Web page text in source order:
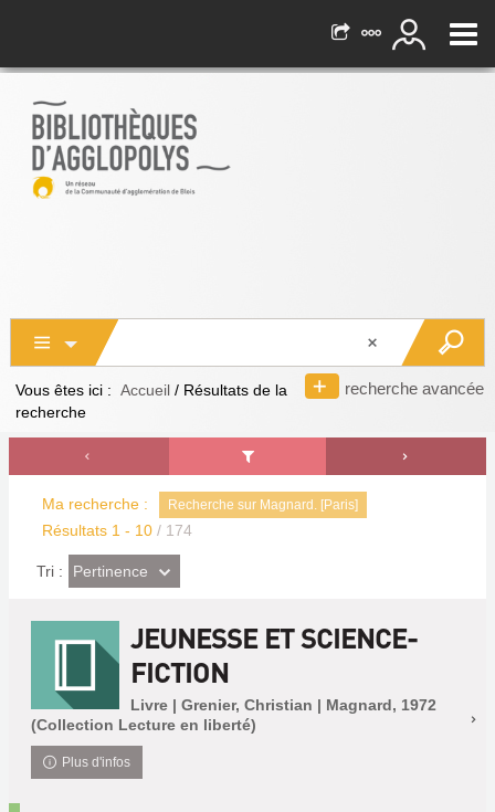
recherche avancée
Vous êtes ici : Accueil / Résultats de la
recherche
Ma recherche : Recherche sur Magnard. [Paris]
Résultats 1 - 10 / 174
Tri : (Effet
imédiat)
Pertinence
JEUNESSE ET SCIENCE-
FICTION
Livre | Grenier, Christian | Magnard, 1972
(Collection Lecture en liberté)
Plus d'infos